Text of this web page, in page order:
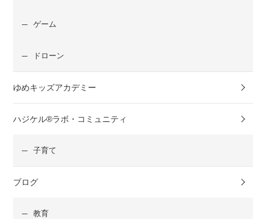
ゲーム
ドローン
ゆめキッズアカデミー
ハジケル®ラボ・コミュニティ
子育て
ブログ
教育